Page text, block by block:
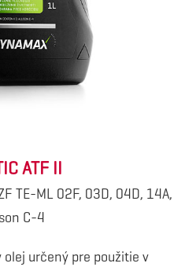
ATF II
TE-ML 02F, 03D, 04D, 14A,
C-4
určený pre použitie v